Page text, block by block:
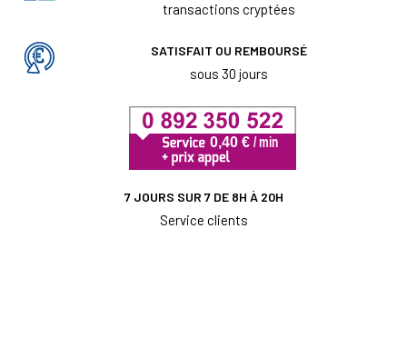
transactions cryptées
SATISFAIT OU REMBOURSÉ
sous 30 jours
7 JOURS SUR 7 DE 8H À 20H
Service clients